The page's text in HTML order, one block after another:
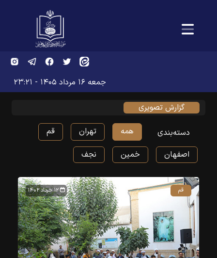
جمعه ۱۶ مرداد ۱۴۰۵ - ۲۳:۲۱
گزارش تصویری
دسته‌بندی همه تهران
قم
اصفهان
خمین نجف
۱۲ خرداد ۱۴۰۲ قم